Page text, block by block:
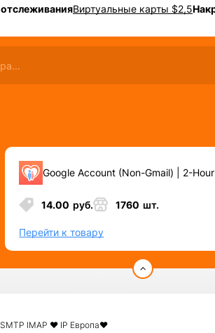
Виртуальные карты $2,5
Google Account (Non-Gmail) | 2-
14.00 руб. 1760 шт.
Перейти к товару
IMAP ♥ IP Европа❤️